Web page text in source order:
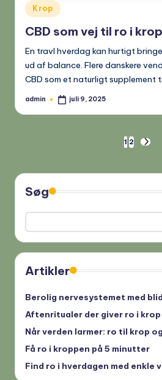
Posted
in
Krop
CBD som vej til ro i
En travl hverdag kan hurtigt
ud af balance. Flere danskere
CBD som et naturligt supplement
Posted
admin juli 9, 2025
Indlægsinddeling
1 2
Søg
Artikler
Berolig nervesystemet med
Aftenritualer der giver ro i krop
Når verden larmer: ro til krop
Få ro i kroppen på 5 minutter
Find ro i hverdagen med